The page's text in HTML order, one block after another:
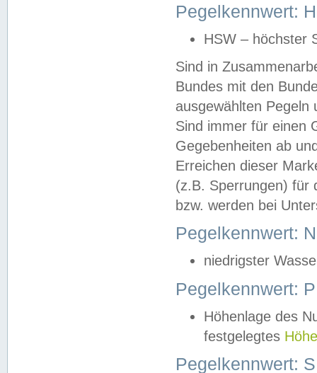
Pegelkennwert:
HSW – höchster
Sind in
Bundes mit den
ausgewählten
Sind immer für einen
Gegebenheiten ab
Erreichen dieser
(z.B. Sperrungen) für
bzw. werden bei
Pegelkennwert:
niedrigster
Pegelkennwert:
Höhenlage des
festgelegtes
Pegelkennwert: